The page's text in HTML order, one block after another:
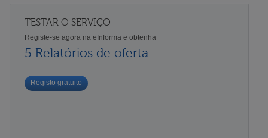
TESTAR O SERVIÇO
Registe-se agora na eInforma e obtenha
5 Relatórios de oferta
Registo gratuito